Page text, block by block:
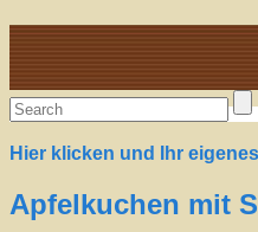
Alte Rezepte online
Hier klicken und Ihr
Apfelkuchen mit